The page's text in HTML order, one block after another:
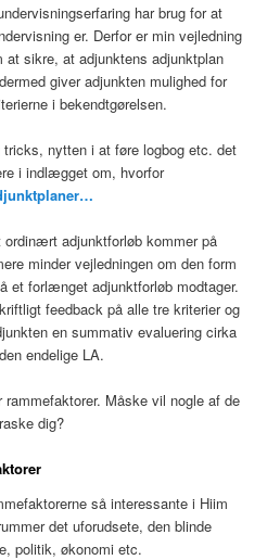
har brug for at
er. Derfor er min vejledning
at sikre, at adjunktens adjunktplan
giver adjunkten mulighed for
i bekendtgørelsen.
nytten i at føre logbog etc. det
i indlægget om, hvorfor
adjunktforløb kommer på
minder vejledningen om den form
et forlænget adjunktforløb modtager.
feedback på alle tre kriterier og
en summativ evaluering cirka
endelige LA.
Måske vil nogle af de
dig?
så interessante i Hiim
det uforudsete, den blinde
politik, økonomi etc.